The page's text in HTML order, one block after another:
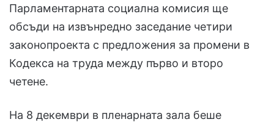
Парламентарната социална комисия ще
обсъди на извънредно заседание четири
законопроекта с предложения за промени в
Кодекса на труда между първо и второ
четене.
На 8 декември в пленарната зала беше